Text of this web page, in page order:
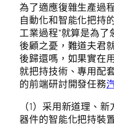
為了適應復雜生產過
自動化和智能化把持
工業過程“就算是為
後顧之憂，難道夫君
後歸還嗎，如果實在
就把持技術、專用配
的前端研討開發任務
（1）采用新道理、
器件的智能化把持裝